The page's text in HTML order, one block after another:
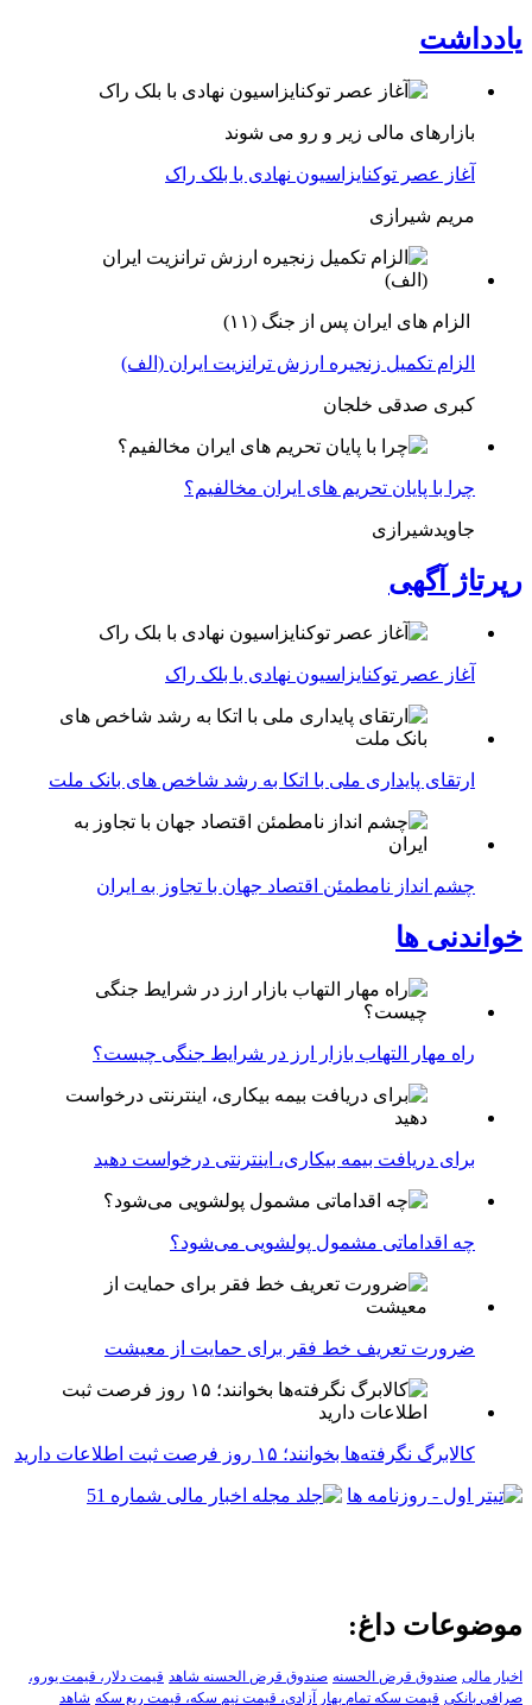
یادداشت
بازارهای مالی زیر و رو می شوند
آغاز عصر توکنایزاسیون نهادی با بلک راک
مریم شیرازی
الزام های ایران پس از جنگ (۱۱)
الزام تکمیل زنجیره ارزش ترانزیت ایران (الف)
کبری صدقی خلجان
چرا با پایان تحریم های ایران مخالفیم؟
جاویدشیرازی
رپرتاژ آگهی
آغاز عصر توکنایزاسیون نهادی با بلک راک
ارتقای پایداری ملی با اتکا به رشد شاخص های بانک ملت
چشم انداز نامطمئن اقتصاد جهان با تجاوز به ایران
خواندنی ها
راه مهار التهاب بازار ارز در شرایط جنگی چیست؟
برای دریافت بیمه بیکاری، اینترنتی درخواست دهید
چه اقداماتی مشمول پولشویی می‌شود؟
ضرورت تعریف خط فقر برای حمایت از معیشت
کالابرگ نگرفته‌ها بخوانند؛ ۱۵ روز فرصت ثبت اطلاعات دارید
موضوعات داغ:
اخبار مالی صندوق قرض الحسنه صندوق قرض الحسنه شاهد قیمت دلار، قیمت یورو،
صرافی بانکی قیمت سکه تمام بهار آزادی، قیمت نیم سکه، قیمت ربع سکه شاهد